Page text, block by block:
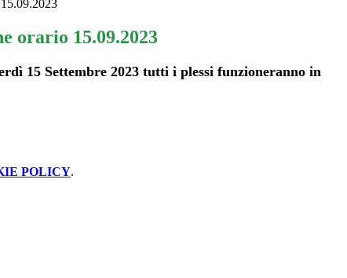
orario 15.09.2023
15 Settembre 2023 tutti i plessi funzioneranno in
POLICY.